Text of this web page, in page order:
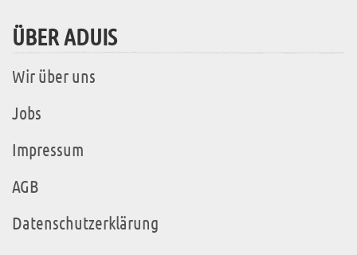
ÜBER ADUIS
Wir über uns
Jobs
Impressum
AGB
Datenschutzerklärung